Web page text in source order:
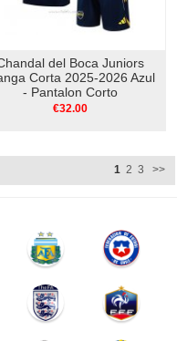
del Boca Juniors
Corta 2025-2026 Azul
- Pantalon Corto
€32.00
1 2 3 >>